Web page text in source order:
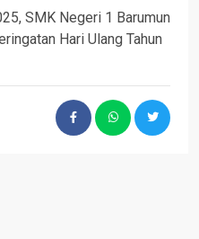
SMK Negeri 1 Barumun
Hari Ulang Tahun